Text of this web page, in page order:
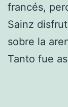
francés,
Sainz
sobre la
Tanto fue